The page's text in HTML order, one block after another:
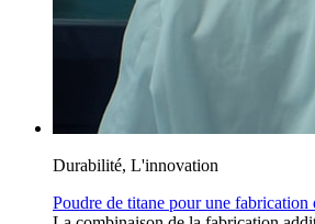
Durabilité, L'innovation
Poudre de titane pour une fabrication